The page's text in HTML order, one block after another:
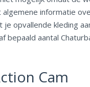
informatie
opvallende kleding
aantal
Cam